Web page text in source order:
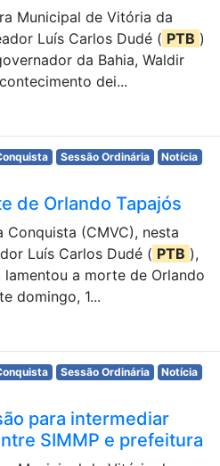
Municipal de Vitória da
Luís Carlos Dudé ( PTB )
da Bahia, Waldir
dei...
Sessão Ordinária
Notícia
de Orlando Tapajós
(CMVC), nesta
Luís Carlos Dudé ( PTB ),
a morte de Orlando
domingo, 1...
Sessão Ordinária
Notícia
para intermediar
SIMMP e prefeitura